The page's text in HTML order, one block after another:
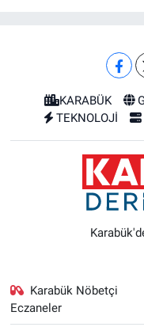
KARABÜK
TEKNOLOJİ
Karabük Nöbetçi
Eczaneler